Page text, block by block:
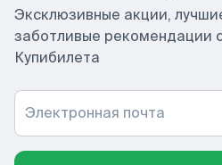
Эксклюзивные акции,
заботливые рекомендации
Купибилета
Электронная почта